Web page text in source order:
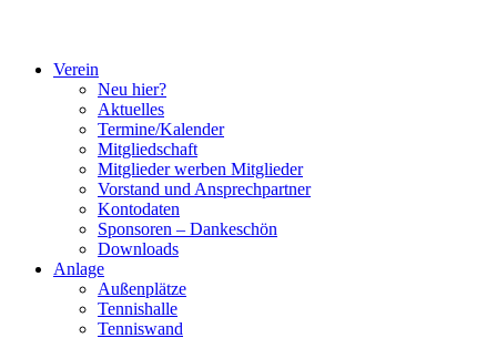
Verein
Neu hier?
Aktuelles
Termine/Kalender
Mitgliedschaft
Mitglieder werben Mitglieder
Vorstand und Ansprechpartner
Kontodaten
Sponsoren – Dankeschön
Downloads
Anlage
Außenplätze
Tennishalle
Tenniswand